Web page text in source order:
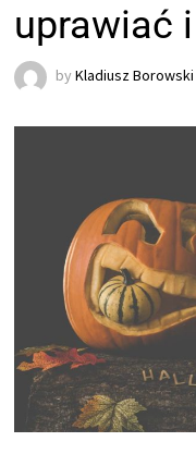
uprawiać
byKladiusz Borowski